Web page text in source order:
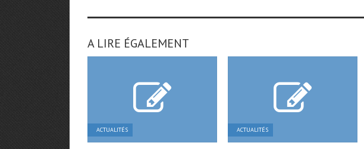
A LIRE ÉGALEMENT
ACTUALITÉS ACTUALITÉS